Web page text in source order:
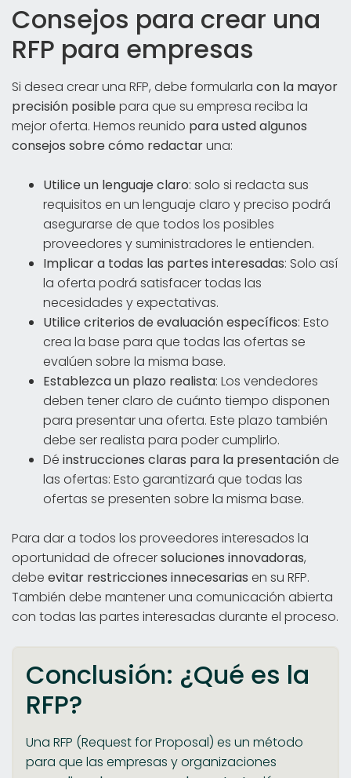
Consejos para crear una
RFP para empresas
Si desea crear una RFP, debe formularla con la mayor
precisión posiblepara que su empresa reciba la
mejor oferta. Hemos reunido para usted algunos
consejos sobre cómo redactaruna:
Utilice un lenguaje claro: solo si redacta sus
requisitos en un lenguaje claro y preciso podrá
asegurarse de que todos los posibles
proveedores y suministradores le entienden.
Implicar a todas las partes interesadas: Solo así
la oferta podrá satisfacer todas las
necesidades y expectativas.
Utilice criterios de evaluación específicos: Esto
crea la base para que todas las ofertas se
evalúen sobre la misma base.
Establezca un plazo realista: Los vendedores
deben tener claro de cuánto tiempo disponen
para presentar una oferta. Este plazo también
debe ser realista para poder cumplirlo.
Dé instrucciones claras para la presentaciónde
las ofertas: Esto garantizará que todas las
ofertas se presenten sobre la misma base.
Para dar a todos los proveedores interesados la
oportunidad de ofrecersoluciones innovadoras,
debe evitar restricciones innecesarias en su RFP.
También debe mantener una comunicación abierta
con todas las partes interesadas durante el proceso.
Conclusión: ¿Qué es la
RFP?
Una RFP (Request for Proposal) es un método
para que las empresas y organizaciones